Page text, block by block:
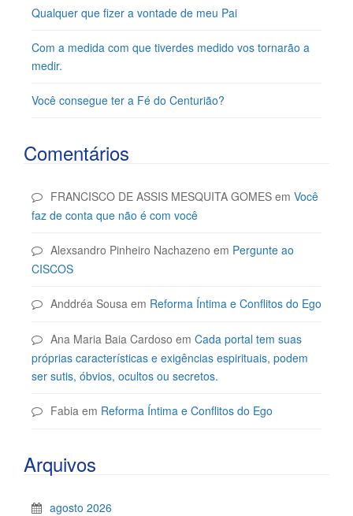
Qualquer que fizer a vontade de meu Pai
Com a medida com que tiverdes medido vos tornarão a
medir.
Você consegue ter a Fé do Centurião?
Comentários
FRANCISCO DE ASSIS MESQUITA GOMES em Você
faz de conta que não é com você
Alexsandro Pinheiro Nachazeno em Pergunte ao
CISCOS
Anddréa Sousa em Reforma Íntima e Conflitos do Ego
Ana Maria Baia Cardoso em Cada portal tem suas
próprias características e exigências espirituais, podem
ser sutis, óbvios, ocultos ou secretos.
Fabia em Reforma Íntima e Conflitos do Ego
Arquivos
agosto 2026